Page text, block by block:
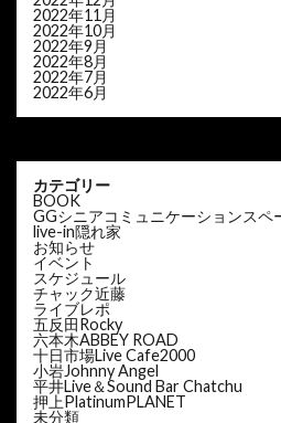
2022年11月
2022年10月
2022年9月
2022年8月
2022年7月
2022年6月
カテゴリー
BOOK
GGシニアコミュニケーションスペ
live-in隠れ家
お知らせ
イベント
スケジュール
チャック近藤
ライブレポ
五反田Rocky
六本木ABBEY ROAD
十日市場Live Cafe2000
小岩Johnny Angel
平井Live＆Sound Bar Chatchu
押上PlatinumPLANET
未分類